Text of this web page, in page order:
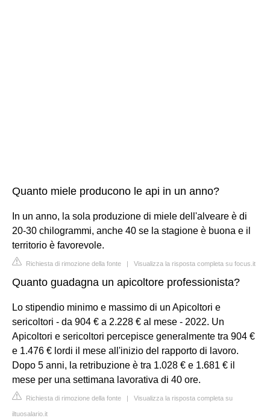
Quanto miele producono le api in un anno?
In un anno, la sola produzione di miele dell'alveare è di
20-30 chilogrammi, anche 40 se la stagione è buona e il
territorio è favorevole.
Richiesta di rimozione della fonte | Visualizza la risposta completa su focus.it
Quanto guadagna un apicoltore professionista?
Lo stipendio minimo e massimo di un Apicoltori e
sericoltori - da 904 € a 2.228 € al mese - 2022. Un
Apicoltori e sericoltori percepisce generalmente tra 904 €
e 1.476 € lordi il mese all'inizio del rapporto di lavoro.
Dopo 5 anni, la retribuzione è tra 1.028 € e 1.681 € il
mese per una settimana lavorativa di 40 ore.
Richiesta di rimozione della fonte | Visualizza la risposta completa su
iltuosalario.it